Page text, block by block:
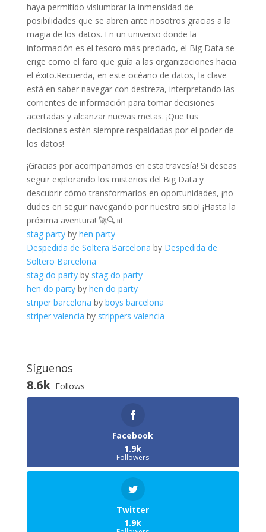
haya⁣ permitido ⁣vislumbrar la inmensidad de
posibilidades que se ​abren ante nosotros gracias​ a‍ la
magia de los datos.​ En ⁢un universo ​donde la
información es el tesoro más preciado,⁢ el Big Data se
erige ‌como el faro que guía a las organizaciones hacia
el éxito.Recuerda, ⁣en este océano de datos, la clave
está en saber navegar con destreza, interpretando las
⁤corrientes⁤ de información para tomar decisiones
acertadas y alcanzar ⁢nuevas metas. ¡Que tus
decisiones estén siempre‌ respaldadas por⁣ el poder de
los datos!
¡Gracias por acompañarnos ​en esta ​travesía!⁢ Si deseas⁤
seguir explorando los misterios del Big Data y
descubrir cómo transformarlos en ​oportunidades, ¡no
dudes en ⁣seguir navegando​ por nuestro sitio! ¡Hasta ⁤la
próxima ‍aventura!⁤ 🚀🔍📊
stag partyby hen party
Despedida de Soltera Barcelona by Despedida de
Soltero Barcelona
stag do partyby stag do party
hen do partyby hen do party
striper barcelona by boys barcelona
striper valencia by strippers valencia
Síguenos
8.6k Follows
Facebook
1.9k
Followers
Twitter
1.9k